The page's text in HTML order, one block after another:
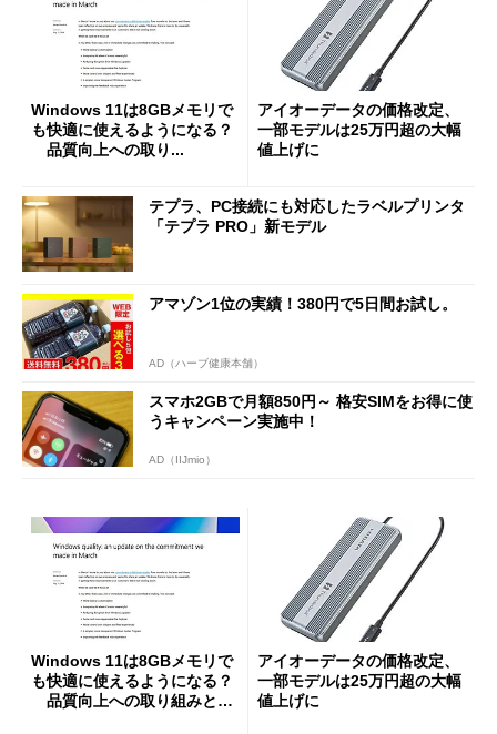
Windows 11は8GBメモリで
も快適に使えるようになる？
品質向上への取り...
アイオーデータの価格改定、
一部モデルは25万円超の大幅
値上げに
テプラ、PC接続にも対応したラベルプリンタ
「テプラ PRO」新モデル
アマゾン1位の実績！380円で5日間お試し。
AD（ハーブ健康本舗）
スマホ2GBで月額850円～ 格安SIMをお得に使
うキャンペーン実施中！
AD（IIJmio）
Windows 11は8GBメモリで
も快適に使えるようになる？
品質向上への取り組みと
アイオーデータの価格改定、
一部モデルは25万円超の大幅
値上げに